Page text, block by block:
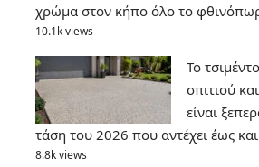
χρώμα στον κήπο όλο το
10.1k views
Το
σπιτιού
είναι
τάση του 2026 που αντέχει έως
8.8k views